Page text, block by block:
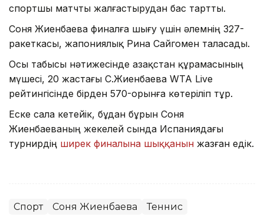
спортшы матчты жалғастырудан бас тартты.
Соня Жиенбаева финалға шығу үшін әлемнің 327-
ракеткасы, жапониялық Рина Сайгомен таласады.
Осы табысы нәтижесінде Қазақстан құрамасының
мүшесі, 20 жастағы С.Жиенбаева WTA Live
рейтингісінде бірден 570-орынға көтеріліп тұр.
Еске сала кетейік, бұдан бұрын Соня
Жиенбаеваның жекелей сында Испаниядағы
турнирдің ширек финалына шыққанын жазған едік.
Спорт Соня Жиенбаева Теннис